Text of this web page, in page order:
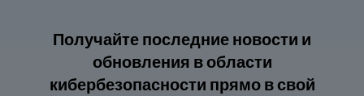
Получайте последние новости и
обновления в области
кибербезопасности прямо в свой